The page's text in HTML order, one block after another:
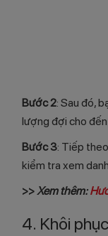
Bước 2: Sau đó,
lượng đợi cho
Bước 3: Tiếp
kiểm tra xem
>>Xem thêm:
4. Khôi